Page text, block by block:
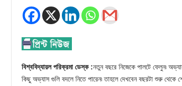
বিশ্ববিদ্যায়ল পরিক্রমা ডেস্ক :নতুন বছরে নিজেকে পালটে ফেলুন৷
কিছু অভ্যাস গুলি বদলে নিতে পারেন৷ তাহলে দেখবেন বছরটা শুরু থেকে